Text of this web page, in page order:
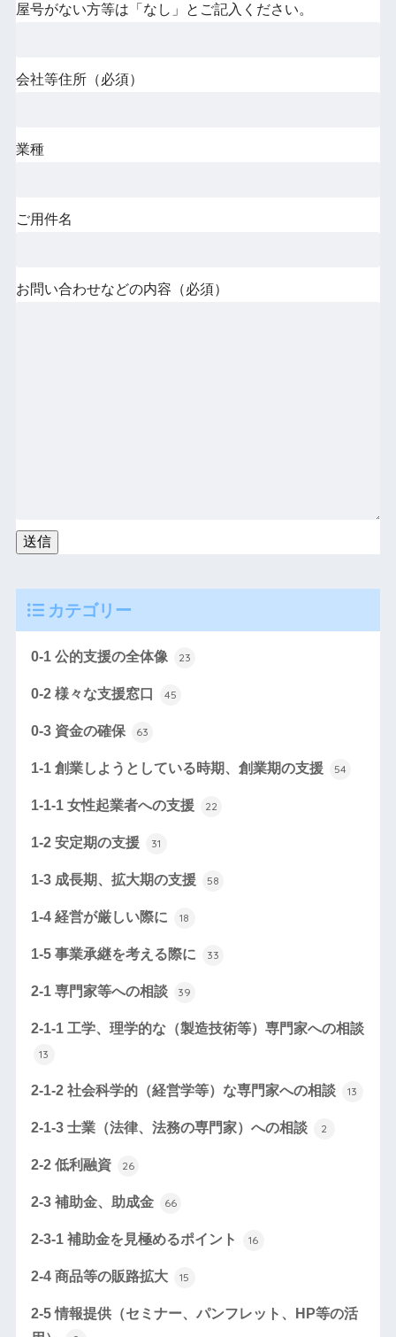
屋号がない方等は「なし」とご記入ください。
会社等住所（必須）
業種
ご用件名
お問い合わせなどの内容（必須）
カテゴリー
0-1 公的支援の全体像 23
0-2 様々な支援窓口 45
0-3 資金の確保 63
1-1 創業しようとしている時期、創業期の支援 54
1-1-1 女性起業者への支援 22
1-2 安定期の支援 31
1-3 成長期、拡大期の支援 58
1-4 経営が厳しい際に 18
1-5 事業承継を考える際に 33
2-1 専門家等への相談 39
2-1-1 工学、理学的な（製造技術等）専門家への相談
13
2-1-2 社会科学的（経営学等）な専門家への相談 13
2-1-3 士業（法律、法務の専門家）への相談 2
2-2 低利融資 26
2-3 補助金、助成金 66
2-3-1 補助金を見極めるポイント 16
2-4 商品等の販路拡大 15
2-5 情報提供（セミナー、パンフレット、HP等の活